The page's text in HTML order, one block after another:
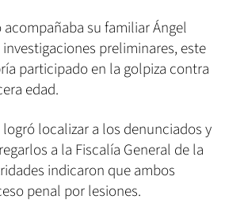
acompañaba su familiar Ángel
preliminares, este
participado en la golpiza contra
edad.
localizar a los denunciados y
a la Fiscalía General de la
indicaron que ambos
penal por lesiones.